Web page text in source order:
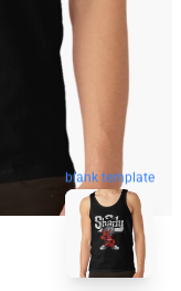
blank template